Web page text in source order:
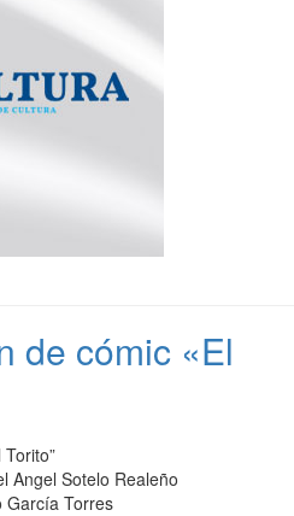
de cómic «El
Angel Sotelo Realeño
García Torres